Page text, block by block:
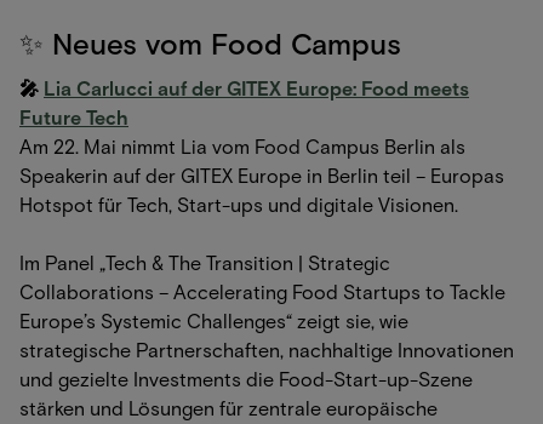
✨ Neues vom Food Campus
🎤 Lia Carlucci auf der GITEX Europe: Food meets
Future Tech
Am 22. Mai nimmt Lia vom Food Campus Berlin als
Speakerin auf der GITEX Europe in Berlin teil – Europas
Hotspot für Tech, Start-ups und digitale Visionen.
Im Panel „Tech & The Transition | Strategic
Collaborations – Accelerating Food Startups to Tackle
Europe’s Systemic Challenges“ zeigt sie, wie
strategische Partnerschaften, nachhaltige Innovationen
und gezielte Investments die Food-Start-up-Szene
stärken und Lösungen für zentrale europäische